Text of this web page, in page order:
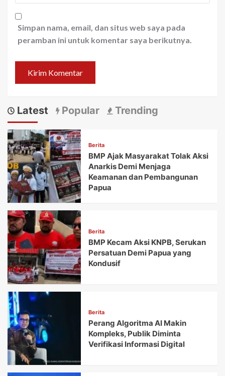
Simpan nama, email, dan situs web saya pada
peramban ini untuk komentar saya berikutnya.
Latest Popular Trending
Berita
BMP Ajak Masyarakat Tolak Aksi
Anarkis Demi Menjaga
Keamanan dan Pembangunan
Papua
Berita
BMP Kecam Aksi KNPB, Serukan
Persatuan Demi Papua yang
Kondusif
Berita
Perang Algoritma AI Makin
Kompleks, Publik Diminta
Verifikasi Informasi Digital